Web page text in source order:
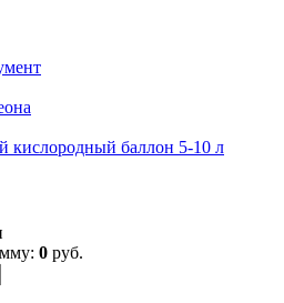
кислородный баллон 5-10 л
0 руб.